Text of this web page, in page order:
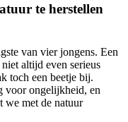
te herstellen
van vier jongens. Een
altijd even serieus
toch een beetje bij.
voor ongelijkheid, en
we met de natuur